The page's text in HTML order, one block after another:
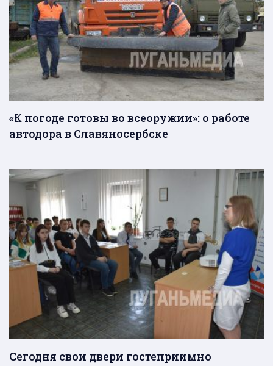
«К погоде готовы во всеоружии»: о работе
автодора в Славяносербске
Сегодня свои двери гостеприимно